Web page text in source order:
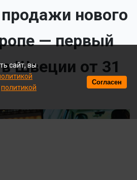
нового
— первый
Швеции от 31
сайт, вы
политикой
Согласен